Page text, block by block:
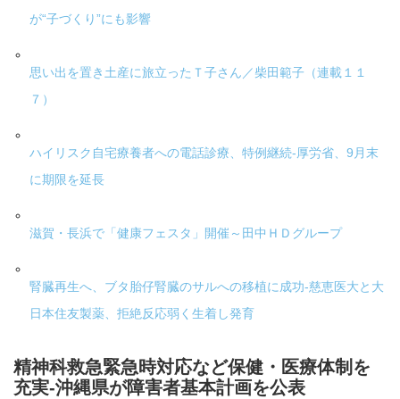
が“子づくり”にも影響
思い出を置き土産に旅立ったＴ子さん／柴田範子（連載１１
７）
ハイリスク自宅療養者への電話診療、特例継続-厚労省、9月末
に期限を延長
滋賀・長浜で「健康フェスタ」開催～田中ＨＤグループ
腎臓再生へ、ブタ胎仔腎臓のサルへの移植に成功-慈恵医大と大
日本住友製薬、拒絶反応弱く生着し発育
精神科救急緊急時対応など保健・医療体制を
充実-沖縄県が障害者基本計画を公表